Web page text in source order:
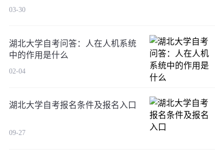
03-30
湖北大学自考问答：人在人机系统
中的作用是什么
02-04
湖北大学自考报名条件及报名入口
09-27